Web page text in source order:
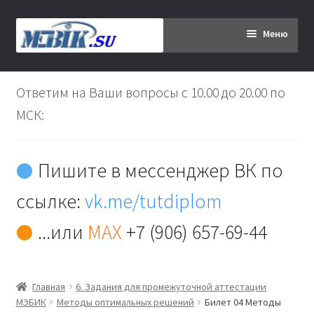
Перейти
к
Перейти
к
Меню
Главная
Дипломникам
Контакты
Ответим на Ваши вопросы с 10.00 до 20.00 по
МСК:
Пишите в мессенджер ВК по
ссылке:vk.me/tutdiplom
...или MAX +7 (906) 657-69-44
Главная
6. Задания для промежуточной аттестации
МЭБИК
Методы оптимальных решений
Билет 04 Методы